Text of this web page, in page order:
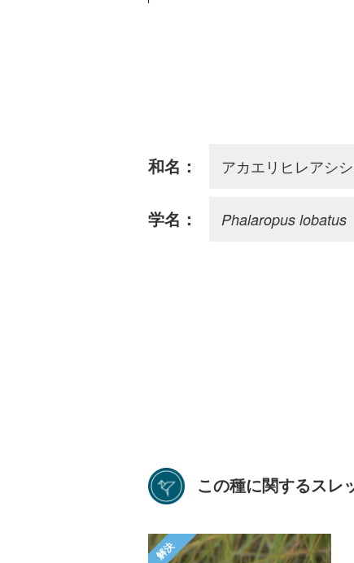
和名： アカエリヒレアシ
学名： Phalaropus lobatus
この種に関するスレ
解決